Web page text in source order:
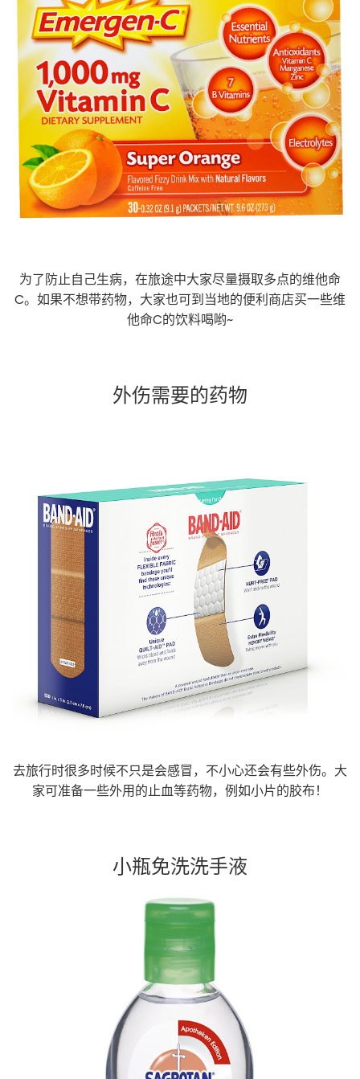
为了防止自己生病，在旅途中大家尽量摄取多点的维他命
C。如果不想带药物，大家也可到当地的便利商店买一些维
他命C的饮料喝哟~
外伤需要的药物
去旅行时很多时候不只是会感冒，不小心还会有些外伤。大
家可准备一些外用的止血等药物，例如小片的胶布！
小瓶免洗洗手液